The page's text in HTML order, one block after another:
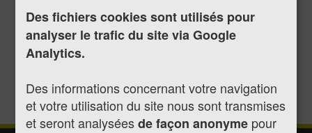
Des fichiers cookies sont utilisés pour
analyser le trafic du site via Google
Analytics.
Des informations concernant votre navigation
et votre utilisation du site nous sont transmises
et seront analyséesde façon anonyme pour
Délibération du 23/09/1947
Délibération du 26/10/1947
Délibération du 07/11/1947
Délibération du 10/12/1947